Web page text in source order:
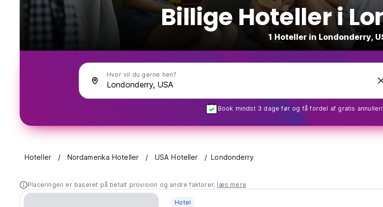
Billige Hoteller i
1 Hoteller in Londonderry,
Hvor vil du gerne hen?
Book mindst 3 dage før og få fordel af gratis
Hoteller Nordamerika Hoteller USA Hoteller Londonderry
Placeringen er baseret på betalt provision og andre faktorer. læs mere
Hotel